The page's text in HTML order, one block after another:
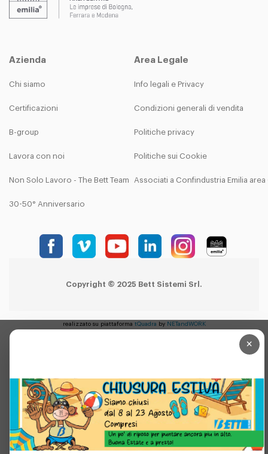
Azienda
Chi siamo
Certificazioni
B-group
Lavora con noi
Non Solo Lavoro - The Bett Team
30-50° Anniversario
Area Legale
Info legali e Privacy
Condizioni generali di vendita
Politiche privacy
Politiche sui Cookie
Associati a Confindustria Emilia
Copyright © 2025 Bett Sistemi Srl.
×
realizzato su piattaforma tQuadra by NETandWORK